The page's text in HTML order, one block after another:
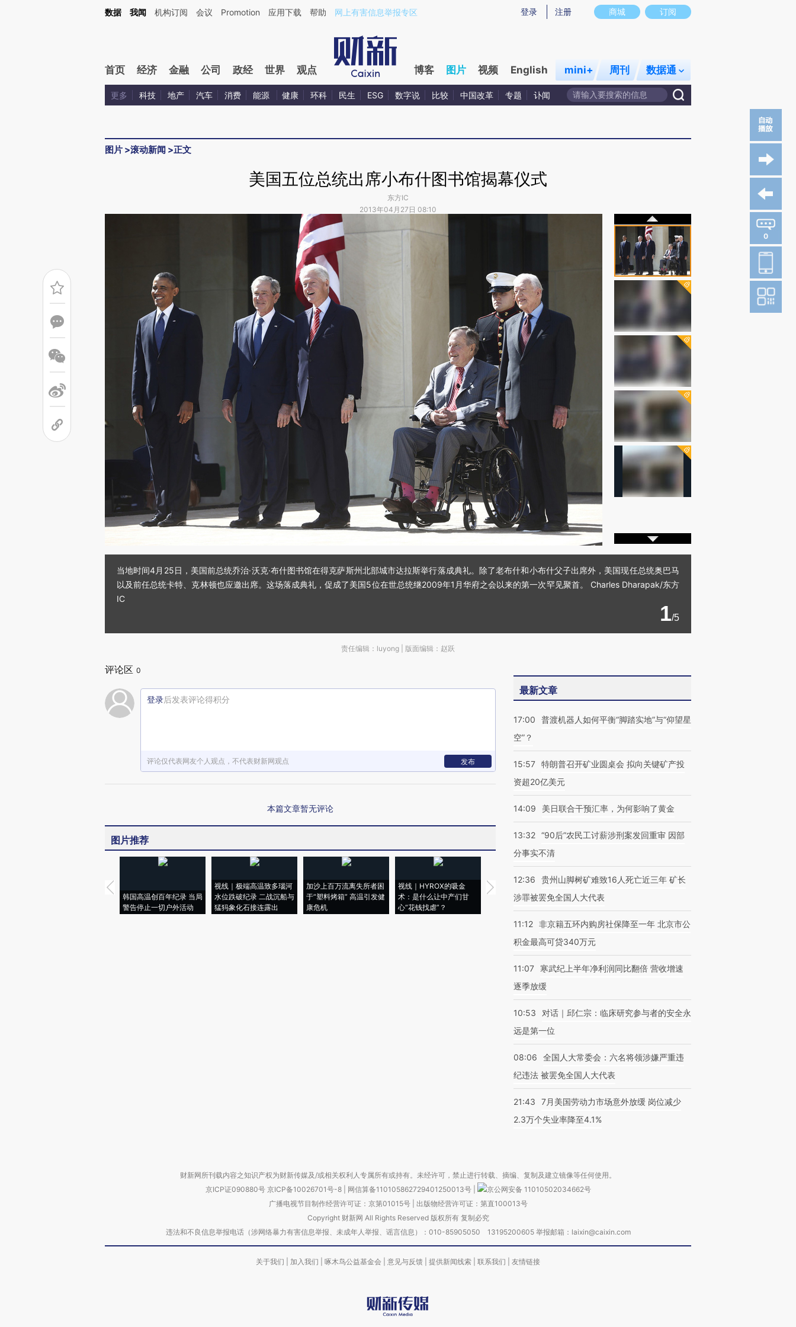
商城 订阅
登录 注册
数据 我闻 机构订阅 会议 Promotion 应用下载 帮助 网上有害信息举报专区
首页 经济 金融 公司 政经 世界 观点 博客 图片 视频 English mini+ 周刊 数据通
更多 科技 地产 汽车 消费 能源 健康 环科 民生 ESG 数字说 比较 中国改革 专题 讣闻
图片 >滚动新闻 >正文
美国五位总统出席小布什图书馆揭幕仪式
东方IC
2013年04月27日 08:10
0
当地时间4月25日，美国前总统乔治·沃克·布什图书馆在得克萨斯州北部城市达拉斯举行落成典礼。除了老布什和小布什父子出席外，美国现任总统奥巴马
以及前任总统卡特、克林顿也应邀出席。这场落成典礼，促成了美国5位在世总统继2009年1月华府之会以来的第一次罕见聚首。 Charles Dharapak/东方
IC
1/5
责任编辑：luyong | 版面编辑：赵跃
评论区 0
登录后发表评论得积分
评论仅代表网友个人观点，不代表财新网观点 发布
本篇文章暂无评论
图片推荐
韩国高温创百年纪录 当局
警告停止一切户外活动
视线｜极端高温致多瑙河
水位跌破纪录 二战沉船与
猛犸象化石接连露出
加沙上百万流离失所者困
于“塑料烤箱” 高温引发健
康危机
视线｜HYROX的吸金
术：是什么让中产们甘
心“花钱找虐”？
马航飞行员跨国走私7万
粒摇头丸 尿检体内含3种
视线｜被称为“蟑螂”的印
度Z世代 用街头抗争将教
视线｜“入侵”还是“人道危
最新文章
17:00
普渡机器人如何平衡“脚踏实地”与“仰望星
空”？
15:57 特朗普召开矿业圆桌会 拟向关键矿产投
资超20亿美元
14:09 美日联合干预汇率，为何影响了黄金
13:32 “90后”农民工讨薪涉刑案发回重审 因部
分事实不清
12:36
贵州山脚树矿难致16人死亡近三年 矿长
涉罪被罢免全国人大代表
11:12 非京籍五环内购房社保降至一年 北京市公
积金最高可贷340万元
11:07
寒武纪上半年净利润同比翻倍 营收增速
逐季放缓
10:53
对话｜邱仁宗：临床研究参与者的安全永
远是第一位
08:06
全国人大常委会：六名将领涉嫌严重违
纪违法 被罢免全国人大代表
21:43
7月美国劳动力市场意外放缓 岗位减少
2.3万个失业率降至4.1%
财新网所刊载内容之知识产权为财新传媒及/或相关权利人专属所有或持有。未经许可，禁止进行转载、摘编、复制及建立镜像等任何使用。
京ICP证090880号 京ICP备10026701号-8 网信算备110105862729401250013号
京公网安备 11010502034662号
广播电视节目制作经营许可证：京第01015号| 出版物经营许可证：第直100013号
Copyright 财新网 All Rights Reserved 版权所有 复制必究
违法和不良信息举报电话（涉网络暴力有害信息举报、未成年人举报、谣言信息）：010-85905050 13195200605 举报邮箱：laixin@caixin.com
关于我们 加入我们 啄木鸟公益基金会 意见与反馈 提供新闻线索 联系我们 友情链接